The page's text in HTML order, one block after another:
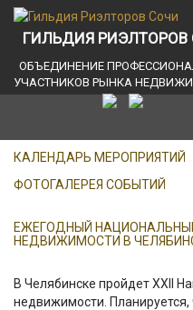
ГИЛЬДИЯ РИЭЛТОРОВ
ОБЪЕДИНЕНИЕ
УЧАСТНИКОВ РЫНКА
КАЛЕНДАРЬ МЕРОПРИЯТИЙ
ФОТОГАЛЕРЕЯ СОБЫТИЙ
ЕЖЕГОДНЫЙ
НЕДВИЖИМОСТИ В
В Челябинске пройдет XXII
недвижимости.